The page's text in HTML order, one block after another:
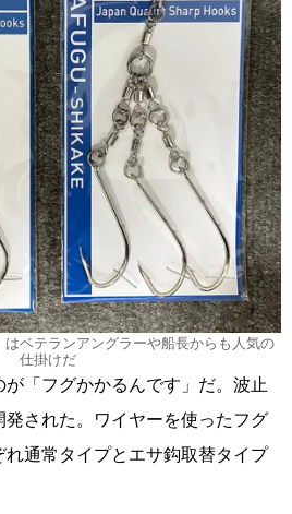
ベテランアングラーや船長からも人気の
仕掛けだ
「フグかかるんです」だ。波止
された。ワイヤーを使ったフグ
通常タイプとエサ鈎取替タイプ